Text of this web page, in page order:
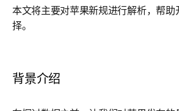
本文将主要对苹果新规进行解析，帮助
择。
背景介绍